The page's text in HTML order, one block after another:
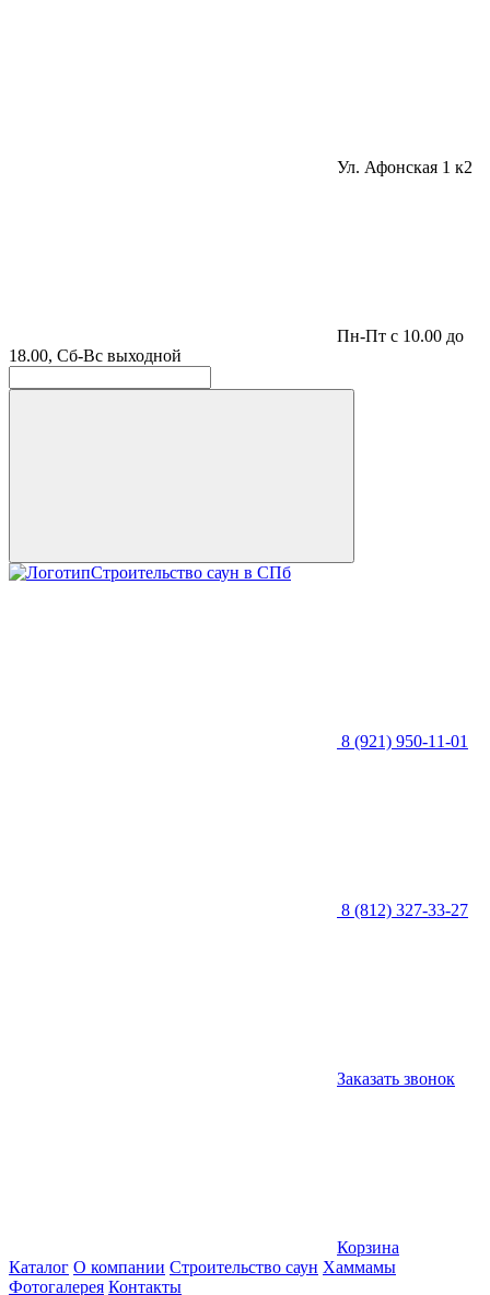
Ул. Афонская 1 к2
Пн-Пт с 10.00 до
18.00, Сб-Вс выходной
Строительство саун в СПб
8 (921) 950-11-01
8 (812) 327-33-27
Заказать звонок
Корзина
Каталог О компании Строительство саун Хаммамы
Фотогалерея Контакты